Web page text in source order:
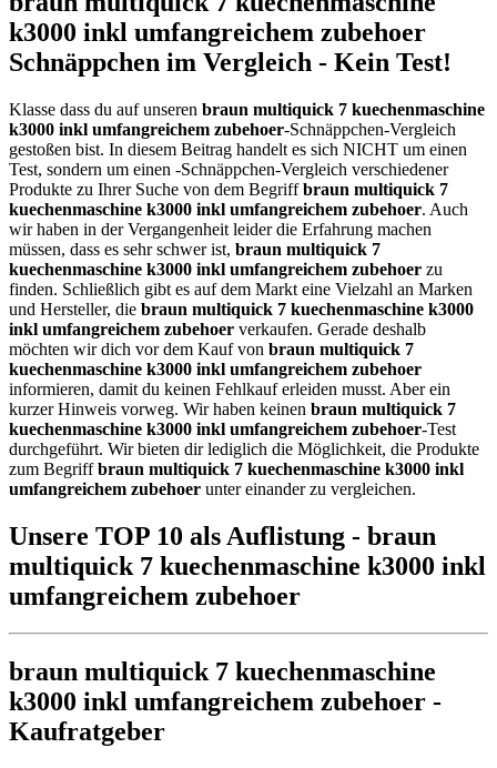
k3000 inkl umfangreichem zubehoer
Schnäppchen im Vergleich - Kein Test!
Klasse dass du auf unseren braun multiquick 7 kuechenmaschine
k3000 inkl umfangreichem zubehoer-Schnäppchen-Vergleich
gestoßen bist. In diesem Beitrag handelt es sich NICHT um einen
Test, sondern um einen -Schnäppchen-Vergleich verschiedener
Produkte zu Ihrer Suche von dem Begriffbraun multiquick 7
kuechenmaschine k3000 inkl umfangreichem zubehoer. Auch
wir haben in der Vergangenheit leider die Erfahrung machen
müssen, dass es sehr schwer ist, braun multiquick 7
kuechenmaschine k3000 inkl umfangreichem zubehoer zu
finden. Schließlich gibt es auf dem Markt eine Vielzahl an Marken
und Hersteller, die braun multiquick 7 kuechenmaschine k3000
inkl umfangreichem zubehoer verkaufen. Gerade deshalb
möchten wir dich vor dem Kauf von braun multiquick 7
kuechenmaschine k3000 inkl umfangreichem zubehoer
informieren, damit du keinen Fehlkauf erleiden musst. Aber ein
kurzer Hinweis vorweg. Wir haben keinen braun multiquick 7
kuechenmaschine k3000 inkl umfangreichem zubehoer-Test
durchgeführt. Wir bieten dir lediglich die Möglichkeit, die Produkte
zum Begriffbraun multiquick 7 kuechenmaschine k3000 inkl
umfangreichem zubehoer unter einander zu vergleichen.
Unsere TOP 10 als Auflistung - braun
multiquick 7 kuechenmaschine k3000 inkl
umfangreichem zubehoer
braun multiquick 7 kuechenmaschine
k3000 inkl umfangreichem zubehoer -
Kaufratgeber